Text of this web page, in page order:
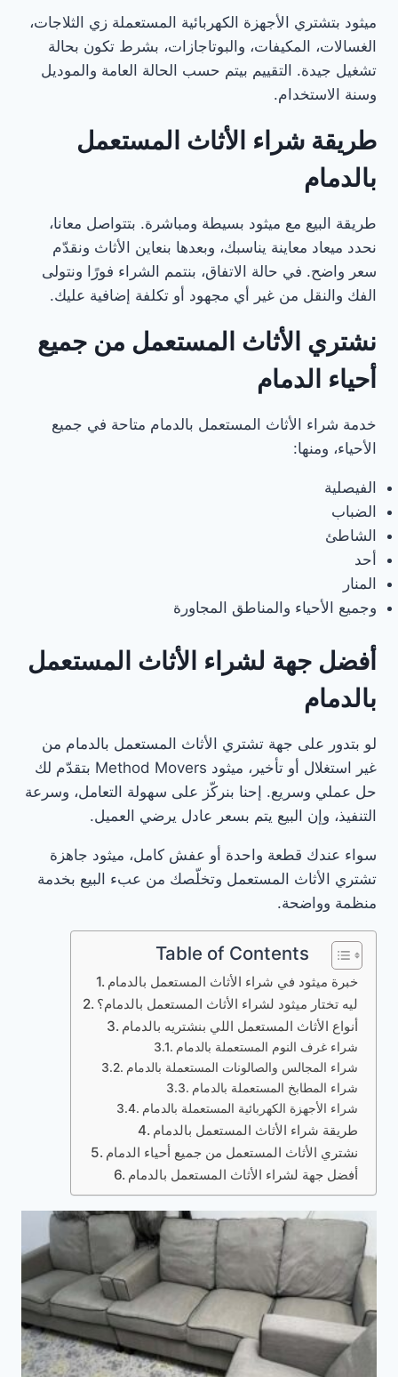
ميثود بتشتري الأجهزة الكهربائية المستعملة زي الثلاجات،
الغسالات، المكيفات، والبوتاجازات، بشرط تكون بحالة
تشغيل جيدة. التقييم بيتم حسب الحالة العامة والموديل
وسنة الاستخدام.
طريقة شراء الأثاث المستعمل
بالدمام
طريقة البيع مع ميثود بسيطة ومباشرة. بتتواصل معانا،
نحدد ميعاد معاينة يناسبك، وبعدها بنعاين الأثاث ونقدّم
سعر واضح. في حالة الاتفاق، بنتمم الشراء فورًا ونتولى
الفك والنقل من غير أي مجهود أو تكلفة إضافية عليك.
نشتري الأثاث المستعمل من جميع
أحياء الدمام
خدمة شراء الأثاث المستعمل بالدمام متاحة في جميع
الأحياء، ومنها:
الفيصلية
الضباب
الشاطئ
أحد
المنار
وجميع الأحياء والمناطق المجاورة
أفضل جهة لشراء الأثاث المستعمل
بالدمام
لو بتدور على جهة تشتري الأثاث المستعمل بالدمام من
غير استغلال أو تأخير، ميثود Method Movers بتقدّم لك
حل عملي وسريع. إحنا بنركّز على سهولة التعامل، وسرعة
التنفيذ، وإن البيع يتم بسعر عادل يرضي العميل.
سواء عندك قطعة واحدة أو عفش كامل، ميثود جاهزة
تشتري الأثاث المستعمل وتخلّصك من عبء البيع بخدمة
منظمة وواضحة.
Table of Contents
خبرة ميثود في شراء الأثاث المستعمل بالدمام
ليه تختار ميثود لشراء الأثاث المستعمل بالدمام؟
أنواع الأثاث المستعمل اللي بنشتريه بالدمام
شراء غرف النوم المستعملة بالدمام
شراء المجالس والصالونات المستعملة بالدمام
شراء المطابخ المستعملة بالدمام
شراء الأجهزة الكهربائية المستعملة بالدمام
طريقة شراء الأثاث المستعمل بالدمام
نشتري الأثاث المستعمل من جميع أحياء الدمام
أفضل جهة لشراء الأثاث المستعمل بالدمام